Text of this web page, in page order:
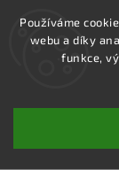
Používáme
webu a díky
funkce,
SS292P -